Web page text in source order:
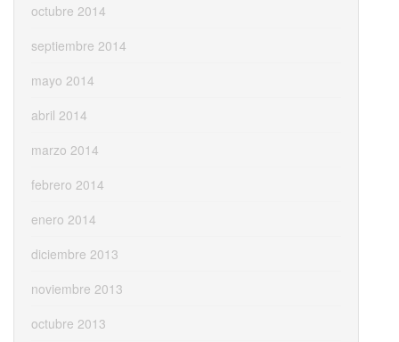
octubre 2014
septiembre 2014
mayo 2014
abril 2014
marzo 2014
febrero 2014
enero 2014
diciembre 2013
noviembre 2013
octubre 2013